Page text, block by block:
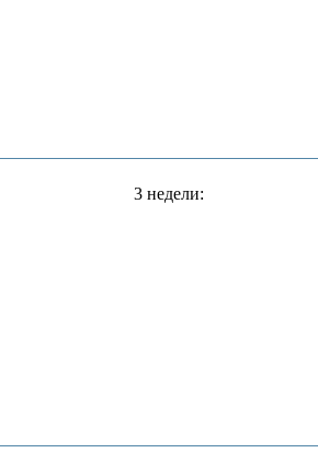
3 недели: